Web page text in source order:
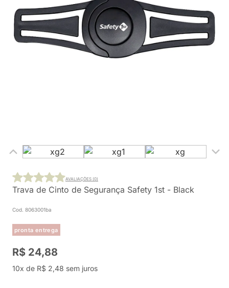
Trava de Cinto de Segurança Safety 1st - Black
Cod. 8063001ba
pronta entrega
AVALIAÇÕES (0)
R$ 24,88
10x de R$ 2,48 sem juros